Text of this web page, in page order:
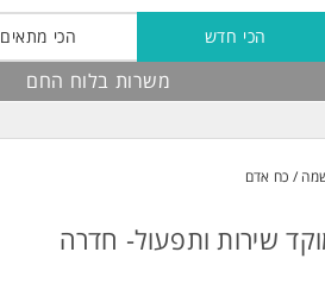
הכי חדש הכי מתאים
משרות בלוח החם
/ כח אדם
שירות ותפעול- חדרה